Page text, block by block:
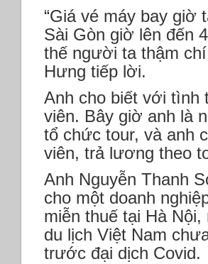
“Giá vé máy bay giờ
Sài Gòn giờ lên đến
thế người ta thậm
Hưng tiếp lời.
Anh cho biết với tình
viên. Bây giờ anh là
tổ chức tour, và anh
viên, trả lương theo
Anh Nguyễn Thanh
cho một doanh
miễn thuế tại Hà
du lịch Việt Nam
trước đại dịch Covid.